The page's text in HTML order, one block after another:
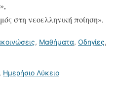
στη νεοελληνική ποίηση».
, Μαθήματα, Οδηγίες,
, Ημερήσιο Λύκειο